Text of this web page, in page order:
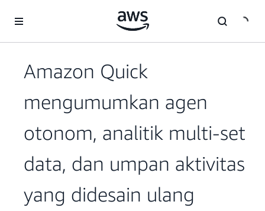
Amazon Quick
mengumumkan agen
otonom, analitik multi-set
data, dan umpan aktivitas
yang didesain ulang